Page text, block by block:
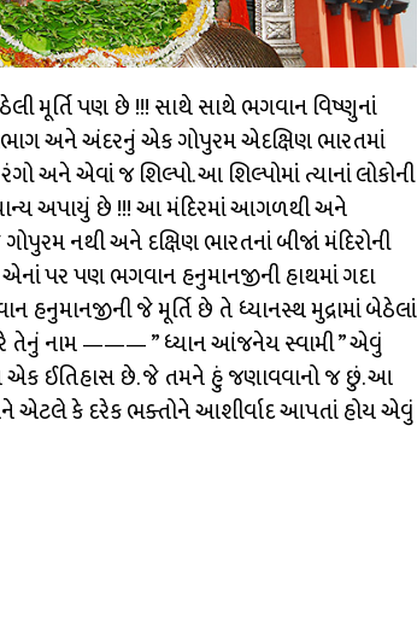
મૂર્તિ પણ છે !!! સાથે સાથે ભગવાન વિષ્ણુનાં
અને અંદરનું એક ગોપુરમ એદક્ષિણ ભારતમાં
એવાં જ શિલ્પો. આ શિલ્પોમાં ત્યાનાં લોકોની
અપાયું છે !!! આ મંદિરમાં આગળથી અને
નથી અને દક્ષિણ ભારતનાં બીજાં મંદિરોની
એનાં પર પણ ભગવાન હનુમાનજીની હાથમાં ગદા
જે મૂર્તિ છે તે ધ્યાનસ્થ મુદ્રામાં બેઠેલાં
તેનું નામ ——— ” ધ્યાન આંજનેય સ્વામી ” એવું
એક ઈતિહાસ છે. જે તમને હું જણાવવાનો જ છું. આ
એટલે કે દરેક ભક્તોને આશીર્વાદ આપતાં હોય એવું